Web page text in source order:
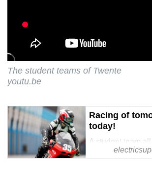
The student teams of Twente
youtu.be
Racing of
today!
A student team
power of electric